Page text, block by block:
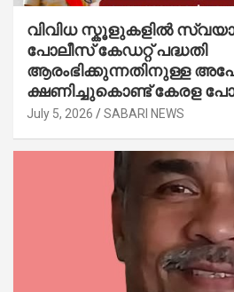
വിവിധ സ്കൂളുകളില്‍
പോലീസ് കേഡറ്റ് പദ്ധതി
ആരംഭിക്കുന്നതിനുള്ള
ക്ഷണിച്ചുകൊണ്ട് കേരള
July 5, 2026 SABARI NEWS